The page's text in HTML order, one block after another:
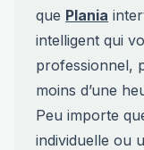
que Plania
intelligent qui
professionnel,
moins d’une
Peu importe
individuelle ou